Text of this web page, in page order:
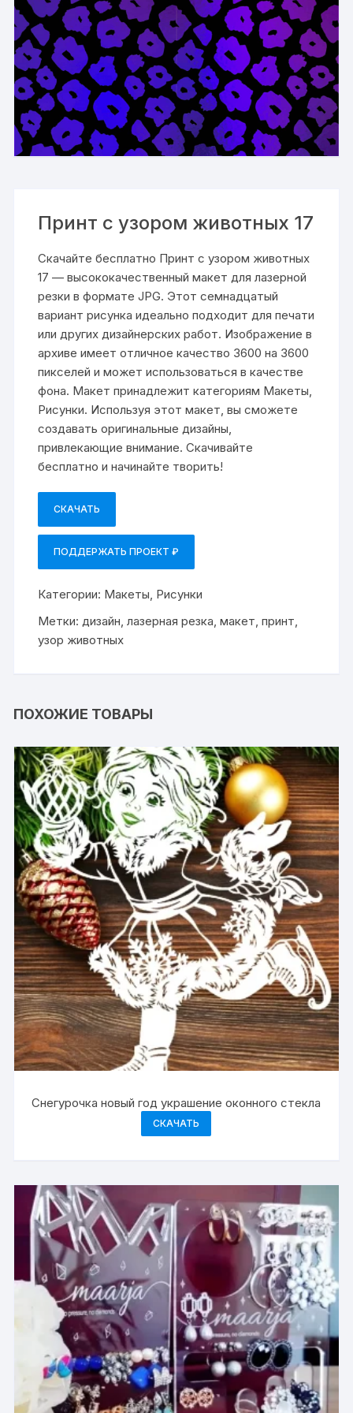
Принт с узором животных 17
Скачайте бесплатно Принт с узором животных
17 — высококачественный макет для лазерной
резки в формате JPG. Этот семнадцатый
вариант рисунка идеально подходит для печати
или других дизайнерских работ. Изображение в
архиве имеет отличное качество 3600 на 3600
пикселей и может использоваться в качестве
фона. Макет принадлежит категориям Макеты,
Рисунки. Используя этот макет, вы сможете
создавать оригинальные дизайны,
привлекающие внимание. Скачивайте
бесплатно и начинайте творить!
СКАЧАТЬ
ПОДДЕРЖАТЬ ПРОЕКТ ₽
Категории: Макеты Рисунки
Метки: дизайн ,лазерная резка ,макет ,принт
узор животных
ПОХОЖИЕ ТОВАРЫ
Снегурочка новый год украшение оконного стекла
СКАЧАТЬ